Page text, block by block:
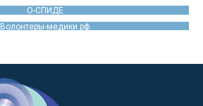
О-СПИДЕ
Волонтеры-медики.рф